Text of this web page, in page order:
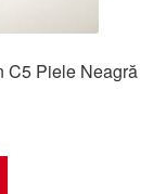
C5 Piele Neagră